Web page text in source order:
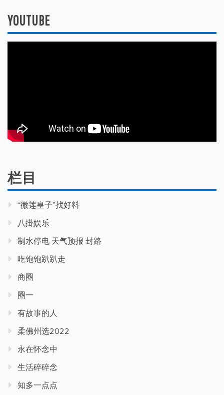
YOUTUBE
栏目
“微莲皇子”找好料
八掛娱乐
制水停电 天气预报 封路
吃饱饱趴趴走
商圈
圈一
有故事的人
柔佛州选2022
永在怀念中
生活碎碎念
知多一点点